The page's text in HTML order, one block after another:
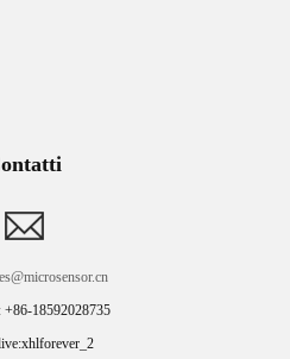
+86-18592028735